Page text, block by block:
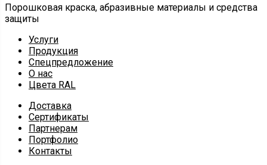
Порошковая краска, абразивные материалы и средства
защиты
Услуги
Продукция
Спецпредложение
О нас
Цвета RAL
Доставка
Сертификаты
Партнерам
Портфолио
Контакты